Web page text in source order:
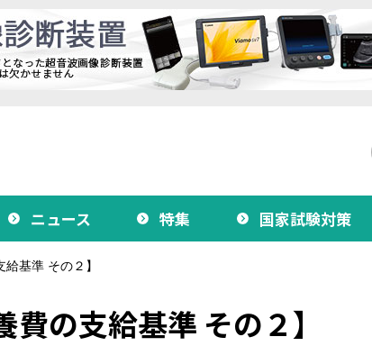
ニュース 特集 国家試験対策
基準 その２】
の支給基準 その２】